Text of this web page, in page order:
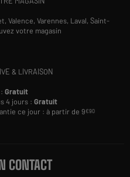
Valence,Varennes, Laval,Saint-
votre magasin
& LIVRAISON
:Gratuit
4 jours :Gratuit
ce jour : à partir de 9€90
CONTACT